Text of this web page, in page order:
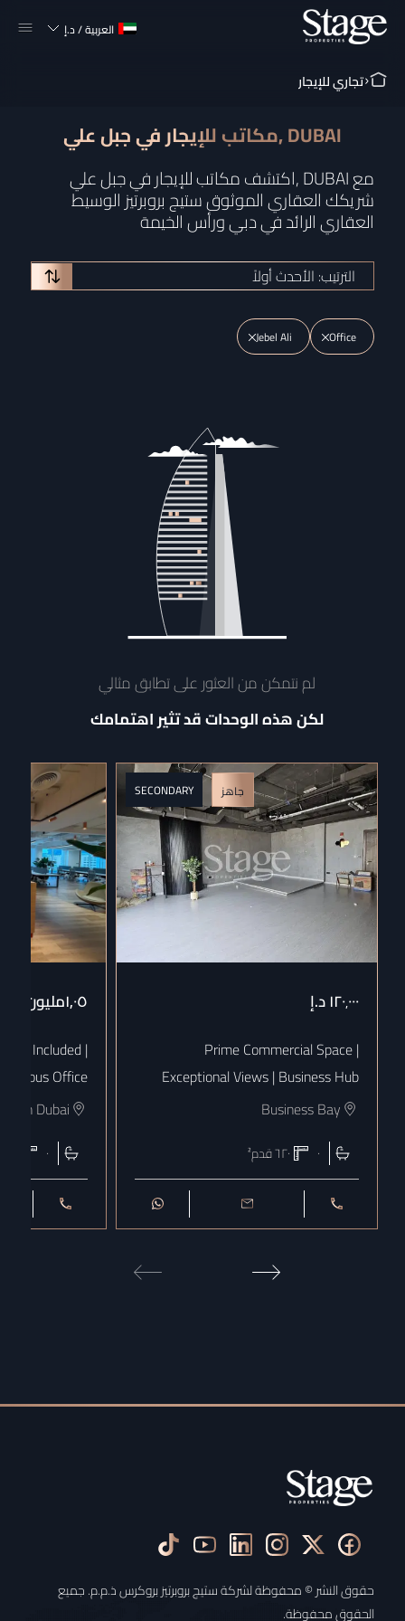
العربية/د.إ
تجاري للإيجار
مكاتب للإيجار في جبل علي, DUBAI
اكتشف مكاتب للإيجار في جبل علي, DUBAI مع
شريكك العقاري الموثوق ستيج بروبرتيز الوسيط
العقاري الرائد في دبي ورأس الخيمة
الترتيب: الأحدث أولاً
Office
Jebel Ali
لم نتمكن من العثور على تطابق مثالي
لكن هذه الوحدات قد تثير اهتمامك
جاهز SECONDARY
١٢٠٬٠٠٠د.إ
Prime Commercial Space |
Exceptional Views | Business Hub
Business Bay
٠ ٦٢٠قدم²
١٫٠٥مليون
Included |
Office
Dubai
٠
حقوق النشر © محفوظة لشركة ستيج بروبرتيز بروكرس ذ.م.م. جميع
الحقوق محفوظة.